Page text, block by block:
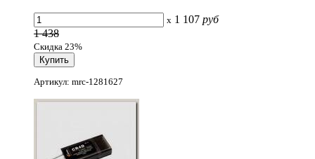
x 1 107 руб
1 438
Скидка 23%
Артикул: mrc-1281627